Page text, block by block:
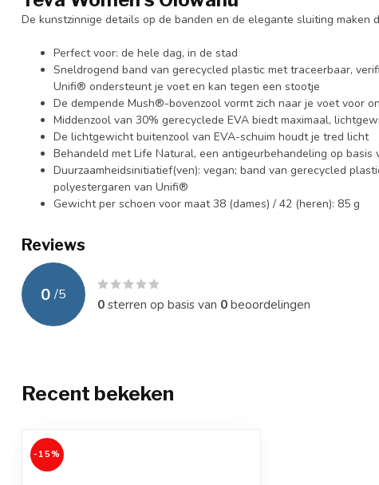
De kunstzinnige details op de banden en de elegante sluiting maken
Perfect voor: de hele dag, in de stad
Sneldrogend band van gerecycled plastic met traceerbaar,
Unifi® ondersteunt je voet en kan tegen een stootje
De dempende Mush®-bovenzool vormt zich naar je voet voor
Middenzool van 30% gerecyclede EVA biedt maximaal,
De lichtgewicht buitenzool van EVA-schuim houdt je tred licht
Behandeld met Life Natural, een antigeurbehandeling op basis
Duurzaamheidsinitiatief(ven): vegan; band van gerecycled
polyestergaren van Unifi®
Gewicht per schoen voor maat 38 (dames) / 42 (heren): 85 g
Reviews
0 /5
0sterren op basis van 0beoordelingen
Recent bekeken
-15%